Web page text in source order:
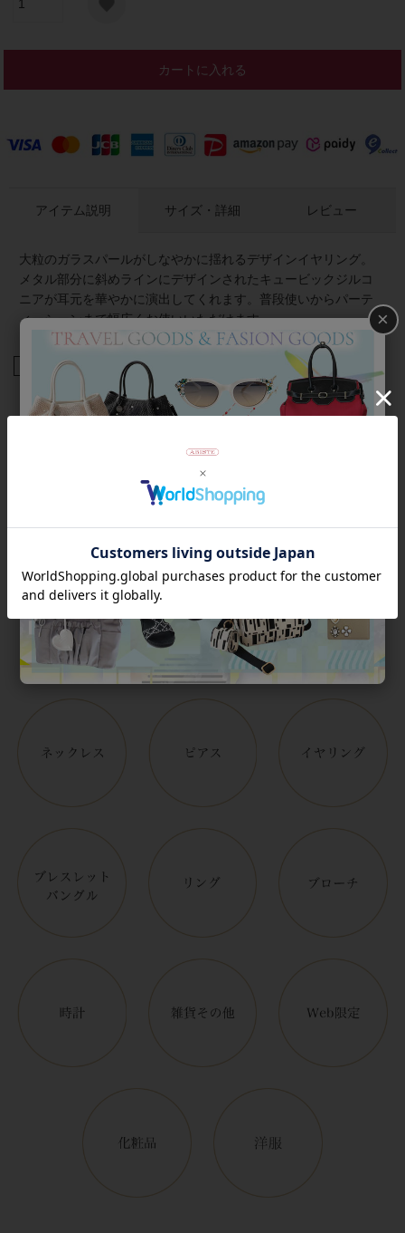
カートに入れる
アイテム説明
大粒のガラスパールがしなやかに揺れるデザインイヤリング。
メタル部分に斜めラインにデザインされたキュービックジルコ
ニアが耳元を華やかに演出してくれます。普段使いからパーテ
ィーシーンまで幅広くお使いいただけます。
サイズ・詳細 レビュー
商品番号 3250025
Category
アイテムカテゴリー
×